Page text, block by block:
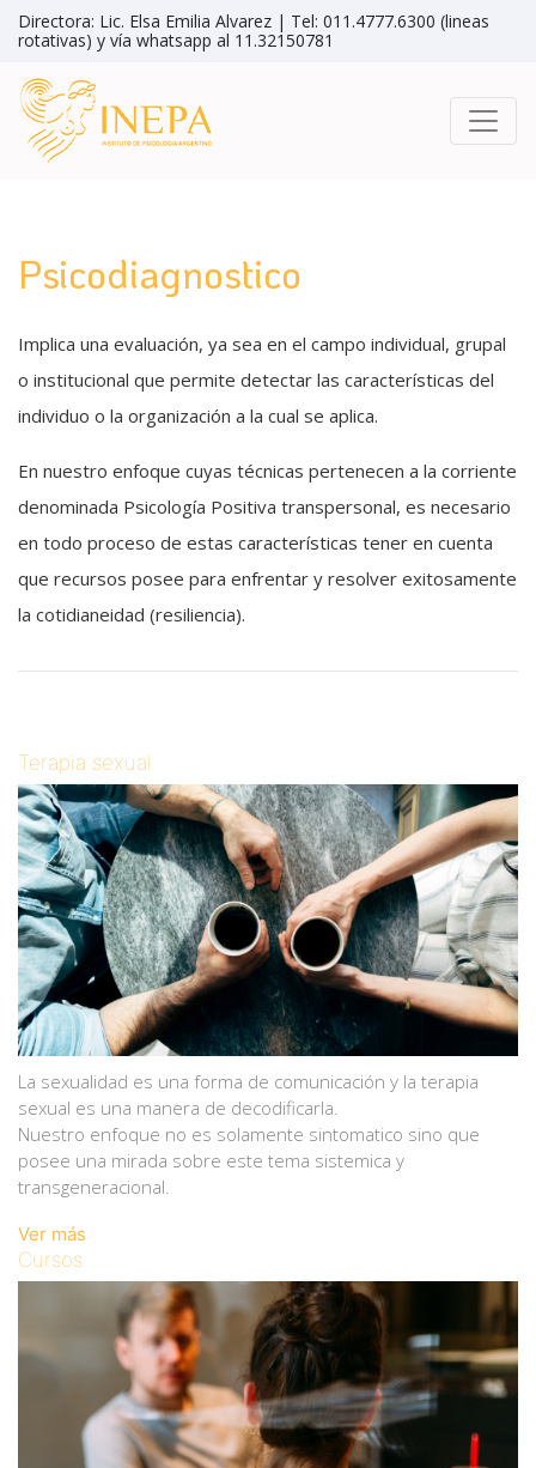
Directora: Lic. Elsa Emilia Alvarez | Tel: 011.4777.6300 (lineas
rotativas) y vía whatsapp al 11.32150781
Psicodiagnostico
Implica una evaluación, ya sea en el campo individual, grupal
o institucional que permite detectar las características del
individuo o la organización a la cual se aplica.
En nuestro enfoque cuyas técnicas pertenecen a la corriente
denominada Psicología Positiva transpersonal, es necesario
en todo proceso de estas características tener en cuenta
que recursos posee para enfrentar y resolver exitosamente
la cotidianeidad (resiliencia).
Terapia sexual
La sexualidad es una forma de comunicación y la terapia
sexual es una manera de decodificarla.
Nuestro enfoque no es solamente sintomatico sino que
posee una mirada sobre este tema sistemica y
transgeneracional.
Ver más
Cursos